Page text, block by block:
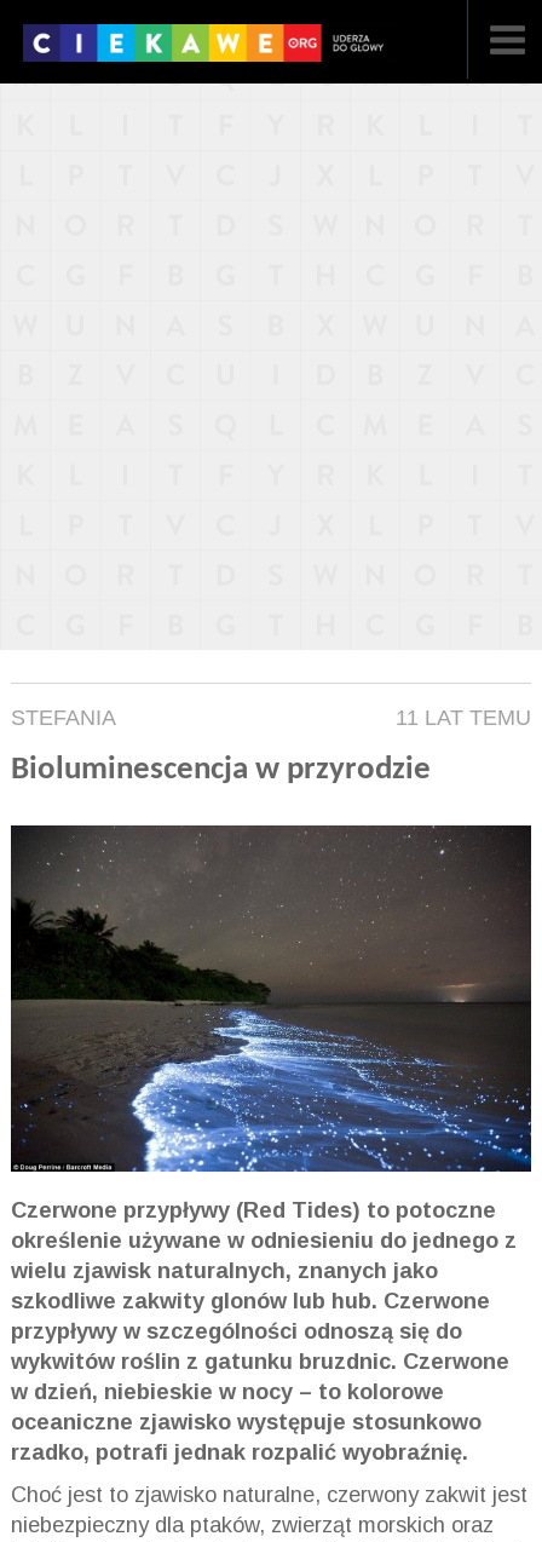
STEFANIA 11 LAT TEMU
Bioluminescencja w przyrodzie
Czerwone przypływy (Red Tides) to potoczne
określenie używane w odniesieniu do jednego z
wielu zjawisk naturalnych, znanych jako
szkodliwe zakwity glonów lub hub. Czerwone
przypływy w szczególności odnoszą się do
wykwitów roślin z gatunku bruzdnic. Czerwone
w dzień, niebieskie w nocy – to kolorowe
oceaniczne zjawisko występuje stosunkowo
rzadko, potrafi jednak rozpalić wyobraźnię.
Choć jest to zjawisko naturalne, czerwony zakwit jest
niebezpieczny dla ptaków, zwierząt morskich oraz